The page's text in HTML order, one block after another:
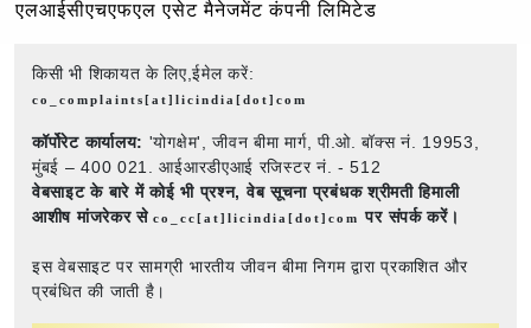
एलआईसीएचएफएल एसेट मैनेजमेंट कंपनी लिमिटेड
किसी भी शिकायत के लिए,ईमेल करें:
co_complaints[at]licindia[dot]com
कॉर्पोरेट कार्यालय: 'योगक्षेम', जीवन बीमा मार्ग, पी.ओ. बॉक्स नं. 19953,
मुंबई – 400 021. आईआरडीएआई रजिस्टर नं. - 512
वेबसाइट के बारे में कोई भी प्रश्न, वेब सूचना प्रबंधक श्रीमती हिमाली
आशीष मांजरेकर सेco_cc[at]licindia[dot]comपर संपर्क करें।
इस वेबसाइट पर सामग्री भारतीय जीवन बीमा निगम द्वारा प्रकाशित और
प्रबंधित की जाती है।